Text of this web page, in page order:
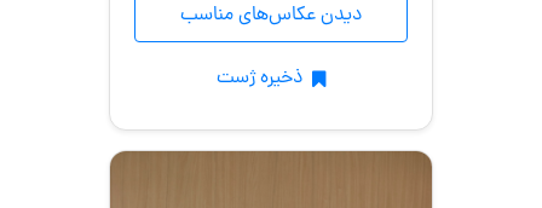
دیدن عکاس‌های مناسب
ذخیره ژست